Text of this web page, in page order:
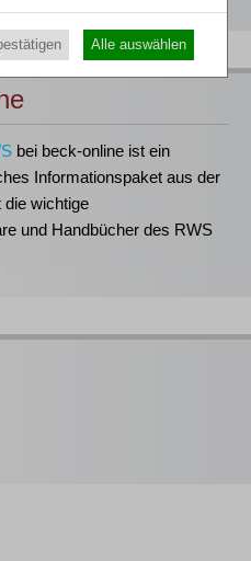
bei beck-online ist ein
Informationspaket aus der
die wichtige
und Handbücher des RWS
Alle auswählen